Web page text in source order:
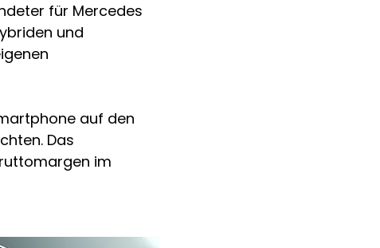
für Mercedes
und
auf den
Das
im